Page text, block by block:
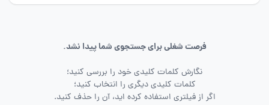
فرصت شغلی برای جستجوی شما پیدا نشد.
نگارش کلمات کلیدی خود را بررسی کنید؛
کلمات کلیدی دیگری را انتخاب کنید؛
اگر از فیلتری استفاده کرده اید، آن را حذف کنید.